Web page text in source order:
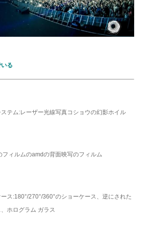
る
テム:レーザー光線写真コショウの幻影ホイル
ィルムのamdの背面映写のフィルム
ス:180°/270°/360°のショーケース、逆にされた
ホログラム ガラス